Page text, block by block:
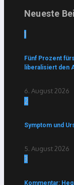
Neueste
1
Fünf Prozent
liberalisiert den
6. August 2026
2
Symptom und
5. August 2026
3
Kommentar: